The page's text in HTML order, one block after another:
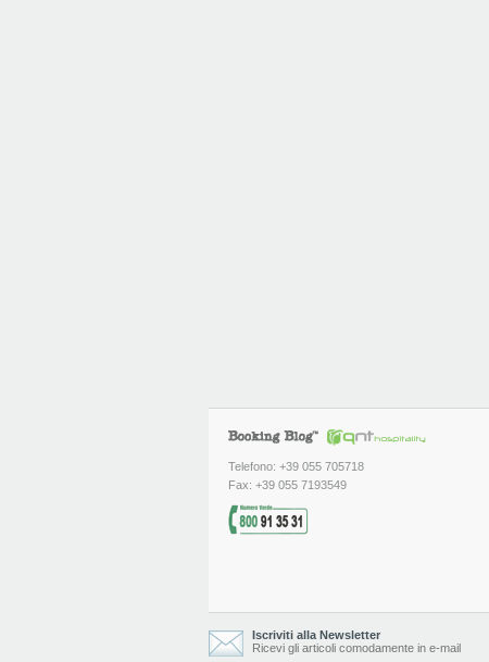
Telefono: +39 055 705718
Fax: +39 055 7193549
Iscriviti alla Newsletter
Ricevi gli articoli comodamente in e-mail